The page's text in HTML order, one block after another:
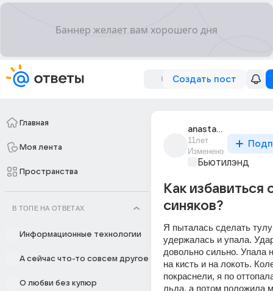
Создать пост
Главная
Моя лента
Пространства
В ТОПЕ НА ОТВЕТАХ
Информационные технологии
А сейчас что-то совсем другое
О любви без купюр
anastasiia_60320
11лет
Изменено
Бьютилэнд
Как избавиться
синяков?
Я пыталась сделать
удержалась и упала.
довольно сильно. Упала
на кисть и на локоть.
покраснели, я по
льда, а потом положила